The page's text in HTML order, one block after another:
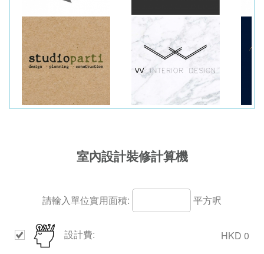
室內設計裝修計算機
請輸入單位實用面積: 平方呎
設計費: HKD 0